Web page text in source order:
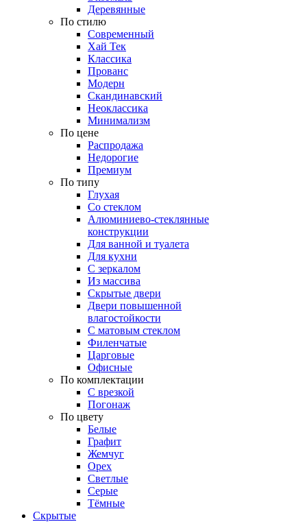
Деревянные
По стилю
Современный
Хай Тек
Классика
Прованс
Модерн
Скандинавский
Неоклассика
Минимализм
По цене
Распродажа
Недорогие
Премиум
По типу
Глухая
Со стеклом
Алюминиево-стеклянные
конструкции
Для ванной и туалета
Для кухни
С зеркалом
Из массива
Скрытые двери
Двери повышенной
влагостойкости
С матовым стеклом
Филенчатые
Царговые
Офисные
По комплектации
С врезкой
Погонаж
По цвету
Белые
Графит
Жемчуг
Орех
Светлые
Серые
Тёмные
Скрытые